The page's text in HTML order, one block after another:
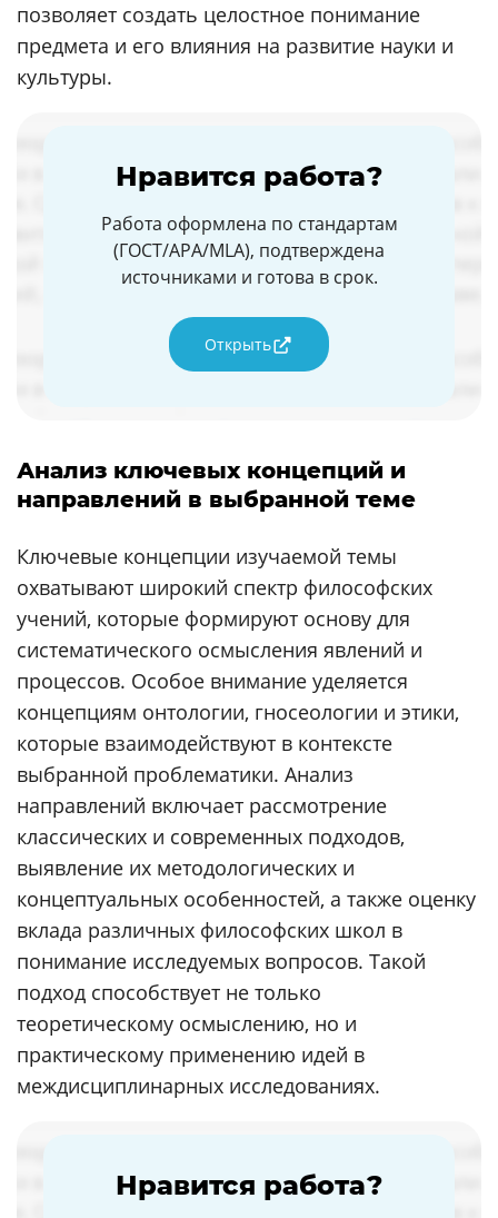
позволяет создать целостное понимание
предмета и его влияния на развитие науки и
культуры.
Нравится работа?
Работа оформлена по стандартам
(ГОСТ/APA/MLA), подтверждена
источниками и готова в срок.
Открыть
Анализ ключевых концепций и
направлений в выбранной теме
Ключевые концепции изучаемой темы
охватывают широкий спектр философских
учений, которые формируют основу для
систематического осмысления явлений и
процессов. Особое внимание уделяется
концепциям онтологии, гносеологии и этики,
которые взаимодействуют в контексте
выбранной проблематики. Анализ
направлений включает рассмотрение
классических и современных подходов,
выявление их методологических и
концептуальных особенностей, а также оценку
вклада различных философских школ в
понимание исследуемых вопросов. Такой
подход способствует не только
теоретическому осмыслению, но и
практическому применению идей в
междисциплинарных исследованиях.
Нравится работа?